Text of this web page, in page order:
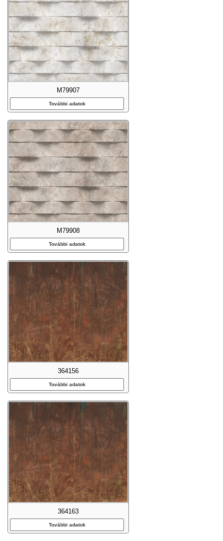
M79907
További adatok
M79908
További adatok
364156
További adatok
364163
További adatok